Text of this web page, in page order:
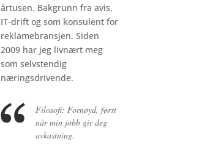
årtusen. Bakgrunn fra avis,
IT-drift og som konsulent for
reklamebransjen. Siden
2009 har jeg livnært meg
som selvstendig
næringsdrivende.
Filosofi: Fornøyd, først
når min jobb gir deg
avkastning.